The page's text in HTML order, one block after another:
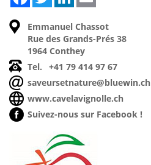
Emmanuel Chassot
Rue des Grands-Prés 38
1964 Conthey
Tel.
+41 79 414 97 67
saveursetnature@bluewin.ch
www.cavelavignolle.ch
Suivez-nous sur Facebook !